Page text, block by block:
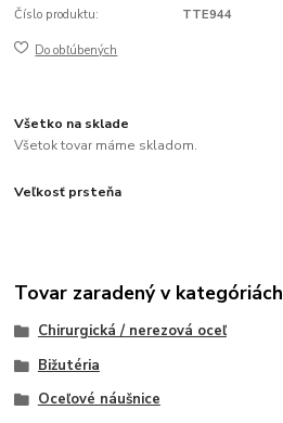
Číslo produktu: TTE944
Do obľúbených
Všetko na sklade
Všetok tovar máme skladom.
Veľkosť prsteňa
Tovar zaradený v kategóriách
Chirurgická / nerezová oceľ
Bižutéria
Oceľové náušnice